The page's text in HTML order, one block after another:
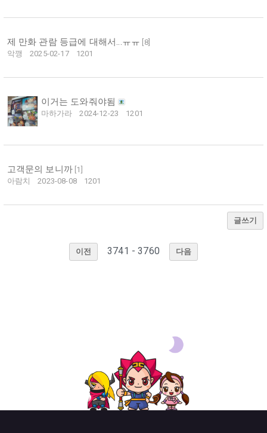
제 만화 관람 등급에 대해서...ㅠㅠ 8]
악깽
2025-02-17 1201
이거는 도와줘야됨
마하가라 2024-12-23 1201
고객문의 보니까 1
아람치
2023-08-08 1201
글쓰기
이전 3741 - 3760 다음